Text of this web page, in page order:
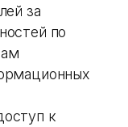
за
по
к